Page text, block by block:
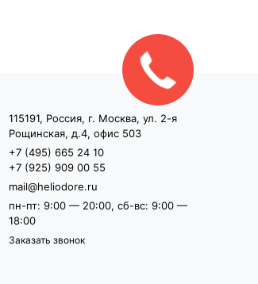
115191, Россия, г. Москва, ул. 2-я
Рощинская, д.4, офис 503
+7 (495) 665 24 10
+7 (925) 909 00 55
mail@heliodore.ru
пн-пт: 9:00 — 20:00, сб-вс: 9:00 —
18:00
Заказать звонок
Закажите
звонок!